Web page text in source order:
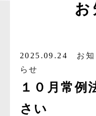
2025.09.24 お
らせ
１０月常例
さい